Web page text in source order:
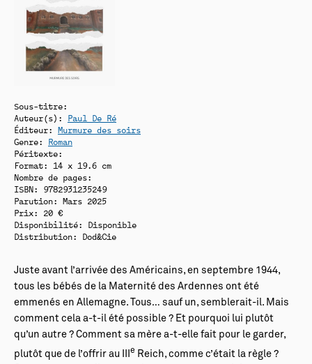
Sous-titre:
Auteur(s): Paul De Ré
Éditeur: Murmure des soirs
Genre: Roman
Péritexte:
Format: 14 x 19.6 cm
Nombre de pages:
ISBN: 9782931235249
Parution: Mars 2025
Prix: 20 €
Disponibilité:
Disponible
Distribution: Dod&Cie
Juste avant l’arrivée des Américains, en septembre 1944,
tous les bébés de la Maternité des Ardennes ont été
emmenés en Allemagne. Tous… sauf un, semblerait-il. Mais
comment cela a-t-il été possible ? Et pourquoi lui plutôt
qu’un autre ? Comment sa mère a-t-elle fait pour le garder,
plutôt que de l’offrir au III e Reich, comme c’était la règle ?